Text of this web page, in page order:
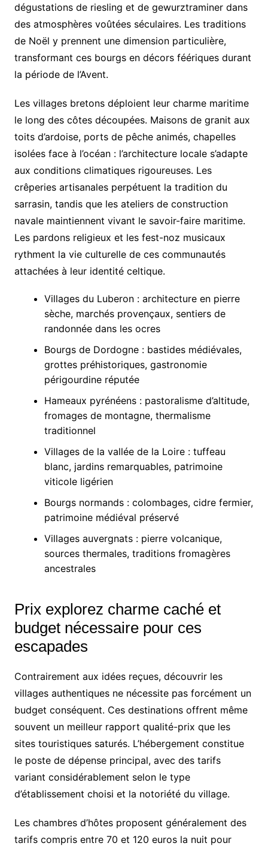
dégustations de riesling et de gewurztraminer dans
des atmosphères voûtées séculaires. Les traditions
de Noël y prennent une dimension particulière,
transformant ces bourgs en décors féériques durant
la période de l’Avent.
Les villages bretons déploient leur charme maritime
le long des côtes découpées. Maisons de granit aux
toits d’ardoise, ports de pêche animés, chapelles
isolées face à l’océan : l’architecture locale s’adapte
aux conditions climatiques rigoureuses. Les
crêperies artisanales perpétuent la tradition du
sarrasin, tandis que les ateliers de construction
navale maintiennent vivant le savoir-faire maritime.
Les pardons religieux et les fest-noz musicaux
rythment la vie culturelle de ces communautés
attachées à leur identité celtique.
Villages du Luberon : architecture en pierre
sèche, marchés provençaux, sentiers de
randonnée dans les ocres
Bourgs de Dordogne : bastides médiévales,
grottes préhistoriques, gastronomie
périgourdine réputée
Hameaux pyrénéens : pastoralisme d’altitude,
fromages de montagne, thermalisme
traditionnel
Villages de la vallée de la Loire : tuffeau
blanc, jardins remarquables, patrimoine
viticole ligérien
Bourgs normands : colombages, cidre fermier,
patrimoine médiéval préservé
Villages auvergnats : pierre volcanique,
sources thermales, traditions fromagères
ancestrales
Prix explorez charme caché et
budget nécessaire pour ces
escapades
Contrairement aux idées reçues, découvrir les
villages authentiques ne nécessite pas forcément un
budget conséquent. Ces destinations offrent même
souvent un meilleur rapport qualité-prix que les
sites touristiques saturés. L’hébergement constitue
le poste de dépense principal, avec des tarifs
variant considérablement selon le type
d’établissement choisi et la notoriété du village.
Les chambres d’hôtes proposent généralement des
tarifs compris entre 70 et 120 euros la nuit pour